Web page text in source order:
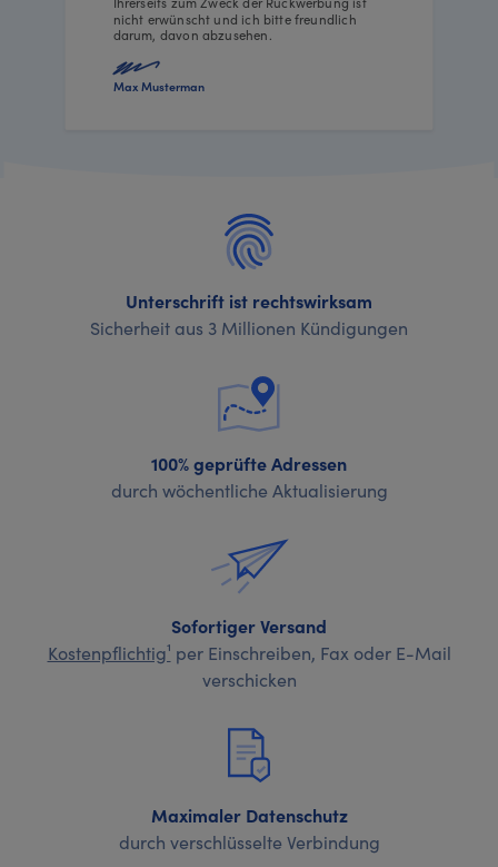
nicht erwünscht und ich bitte freundlich
darum, davon abzusehen.
Max Musterman
Unterschrift ist rechtswirksam
Sicherheit aus 3 Millionen Kündigungen
100% geprüfte Adressen
durch wöchentliche Aktualisierung
Sofortiger Versand
Kostenpflichtig¹ per Einschreiben, Fax oder E-Mail
verschicken
Maximaler Datenschutz
durch verschlüsselte Verbindung